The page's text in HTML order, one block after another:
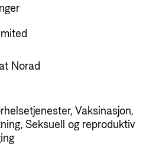
Norad
Vaksinasjon,
Seksuell og reproduktiv